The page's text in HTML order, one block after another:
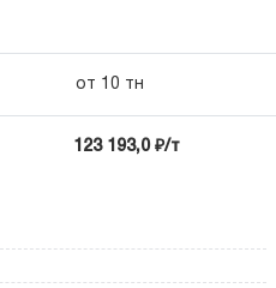
от 10 тн
123 193,0 ₽/т